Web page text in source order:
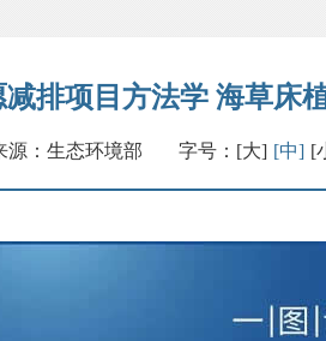
排项目方法学 海草床
源：生态环境部 字号： [大] [中] [